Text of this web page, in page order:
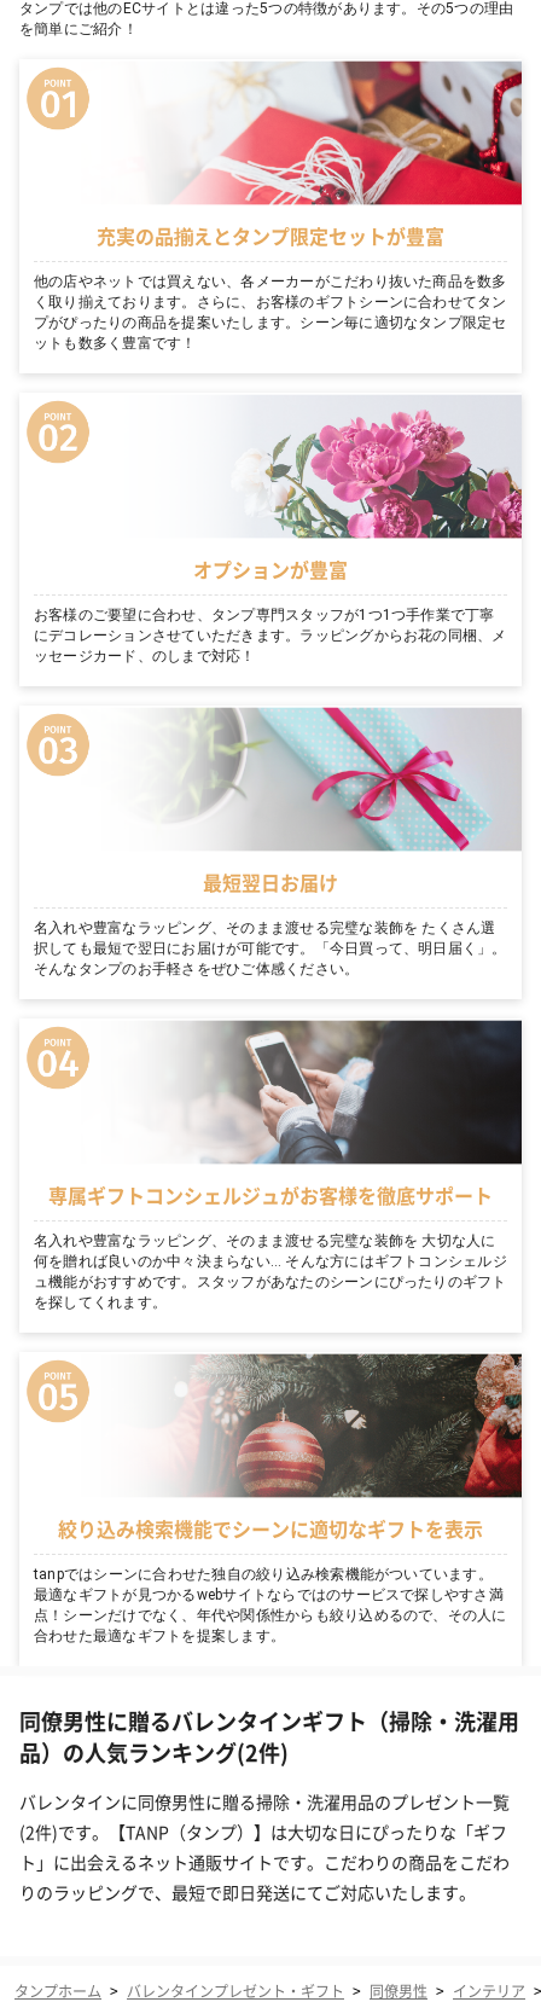
タンプでは他のECサイトとは違った5つの特徴があります。その5つの理由
を簡単にご紹介！
充実の品揃えとタンプ限定セットが豊富
他の店やネットでは買えない、各メーカーがこだわり抜いた商品を数多
く取り揃えております。さらに、お客様のギフトシーンに合わせてタン
プがぴったりの商品を提案いたします。シーン毎に適切なタンプ限定セ
ットも数多く豊富です！
オプションが豊富
お客様のご要望に合わせ、タンプ専門スタッフが1つ1つ手作業で丁寧
にデコレーションさせていただきます。ラッピングからお花の同梱、メ
ッセージカード、のしまで対応！
最短翌日お届け
名入れや豊富なラッピング、そのまま渡せる完璧な装飾を たくさん選
択しても最短で翌日にお届けが可能です。「今日買って、明日届く」。
そんなタンプのお手軽さをぜひご体感ください。
専属ギフトコンシェルジュがお客様を徹底サポート
名入れや豊富なラッピング、そのまま渡せる完璧な装飾を 大切な人に
何を贈れば良いのか中々決まらない… そんな方にはギフトコンシェルジ
ュ機能がおすすめです。スタッフがあなたのシーンにぴったりのギフト
を探してくれます。
絞り込み検索機能でシーンに適切なギフトを表示
tanpではシーンに合わせた独自の絞り込み検索機能がついています。
最適なギフトが見つかるwebサイトならではのサービスで探しやすさ満
点！シーンだけでなく、年代や関係性からも絞り込めるので、その人に
合わせた最適なギフトを提案します。
同僚男性に贈るバレンタインギフト（掃除・洗濯用
品）の人気ランキング(2件)
バレンタインに同僚男性に贈る掃除・洗濯用品のプレゼント一覧
(2件)です。【TANP（タンプ）】は大切な日にぴったりな「ギフ
ト」に出会えるネット通販サイトです。こだわりの商品をこだわ
りのラッピングで、最短で即日発送にてご対応いたします。
タンプホーム > バレンタインプレゼント・ギフト > 同僚男性 > インテリア